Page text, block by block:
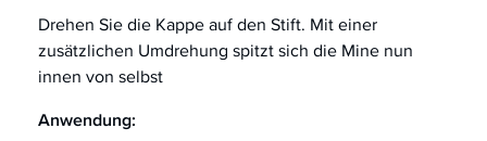
Drehen Sie die Kappe auf den Stift. Mit einer
zusätzlichen Umdrehung spitzt sich die Mine nun
innen von selbst
Anwendung: